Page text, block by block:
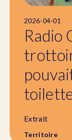
2026-04-01
Radio
Extrait
Territoire